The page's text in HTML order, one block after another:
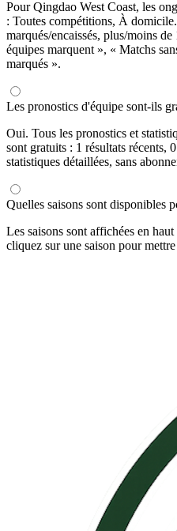
Pour Qingdao West Coast, les
: Toutes compétitions, À
marqués/encaissés, plus/moins
équipes marquent », « Matchs
marqués ».
Les pronostics d'équipe sont-ils
Oui. Tous les pronostics et
sont gratuits : 1 résultats récents,
statistiques détaillées, sans
Quelles saisons sont disponibles
Les saisons sont affichées en
cliquez sur une saison pour